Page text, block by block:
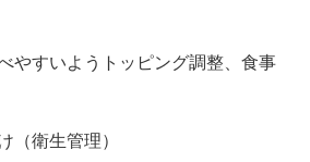
やすいようトッピング調整、食事
（衛生管理）